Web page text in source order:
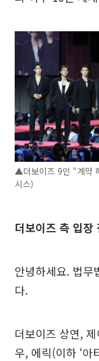
▲더보이즈 9인 “계약
시스)
더보이즈 측 입장
안녕하세요. 법무
다.
더보이즈 상연,
우, 에릭(이하 ‘아